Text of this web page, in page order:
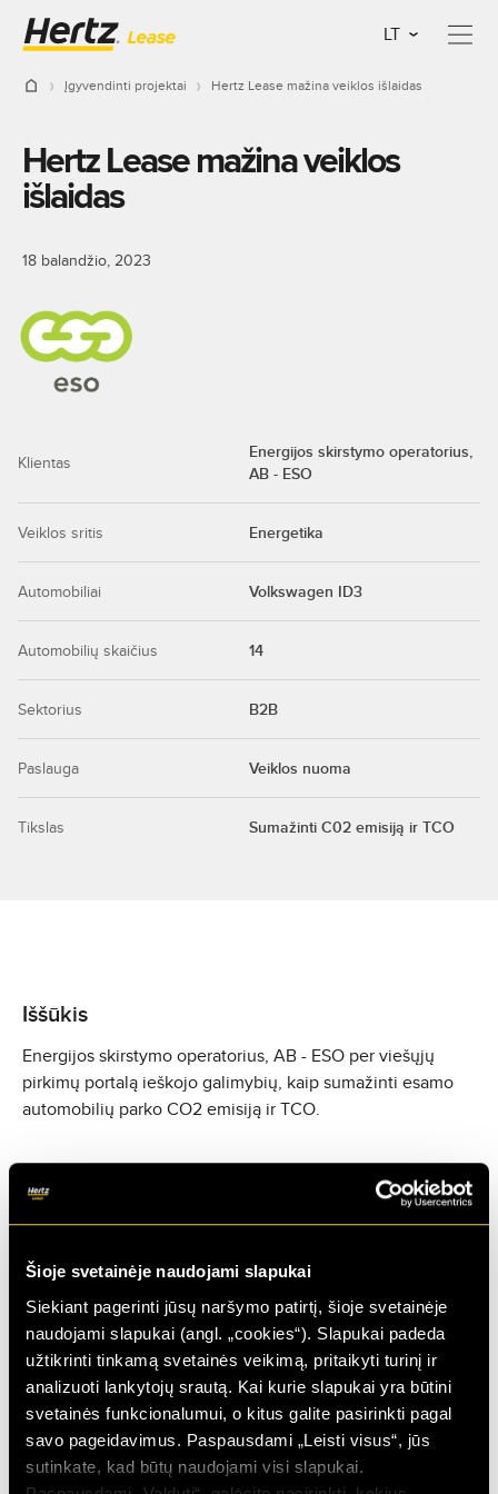
Šioje svetainėje naudojami slapukai
Siekiant pagerinti jūsų naršymo patirtį, šioje svetainėje
naudojami slapukai (angl. „cookies“). Slapukai padeda
užtikrinti tinkamą svetainės veikimą, pritaikyti turinį ir
analizuoti lankytojų srautą. Kai kurie slapukai yra būtini
svetainės funkcionalumui, o kitus galite pasirinkti pagal
savo pageidavimus. Paspausdami „Leisti visus“, jūs
sutinkate, kad būtų naudojami visi slapukai.
LT
Įgyvendinti projektai Hertz Lease mažina veiklos išlaidas
Hertz Lease mažina veiklos
išlaidas
18 balandžio, 2023
Iššūkis
Energijos skirstymo operatorius, AB - ESO per viešųjų
pirkimų portalą ieškojo galimybių, kaip sumažinti esamo
automobilių parko CO2 emisiją ir TCO.
Hertz pasiūlė, kaip pakeisti esamą transporto priemonių
Atnaujinant automobilius, buvo atsižvelgta į naujausias
saugumo funkcijas, transporto priemonių patikimumą ir į
geriausius klasėje degalų sąnaudų ir CO2 kiekio rodiklius.
Rezultatai
Pasinaudodamas visų gamintojų ir modelių palyginimo
finansinę analizę ir siekdamas išlaikyti mažiausias kainas,
Klientas
Energijos skirstymo operatorius,
AB - ESO
Veiklos sritis Energetika
Automobiliai Volkswagen ID3
Automobilių skaičius 14
Sektorius B2B
Paslauga Veiklos nuoma
Tikslas Sumažinti C02 emisiją ir TCO